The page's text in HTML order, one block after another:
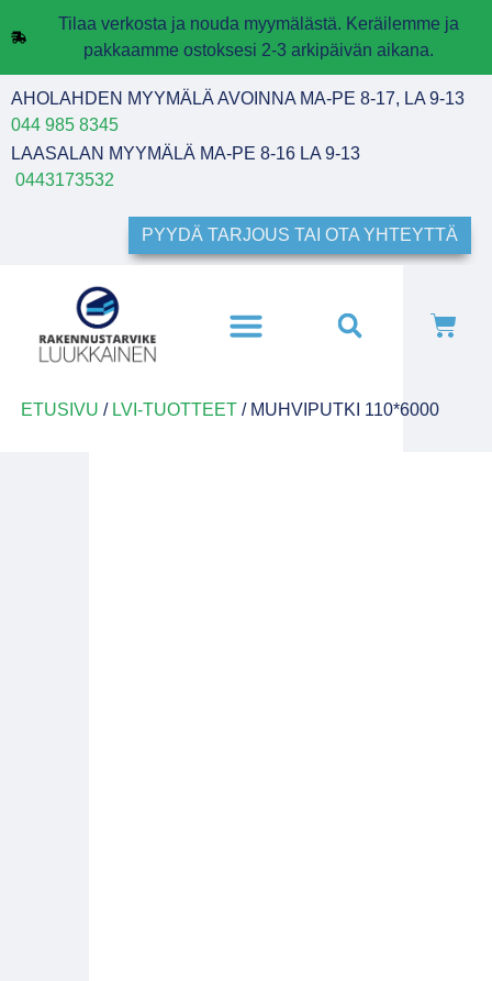
Tilaa verkosta ja nouda myymälästä. Keräilemme ja
pakkaamme ostoksesi 2-3 arkipäivän aikana.
AHOLAHDEN MYYMÄLÄ AVOINNA MA-PE 8-17, LA 9-13
044 985 8345
LAASALAN MYYMÄLÄ MA-PE 8-16 LA 9-13
0443173532
PYYDÄ TARJOUS TAI OTA YHTEYTTÄ
ETUSIVU / LVI-TUOTTEET/ MUHVIPUTKI 110*6000